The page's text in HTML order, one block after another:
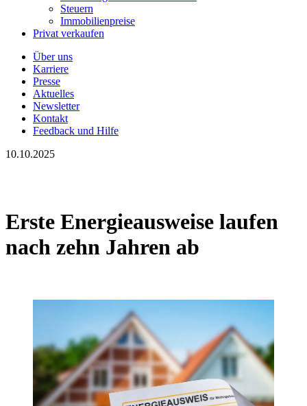
Steuern
Immobilienpreise
Privat verkaufen
Über uns
Karriere
Presse
Aktuelles
Newsletter
Kontakt
Feedback und Hilfe
10.10.2025
Erste Energieausweise laufen
nach zehn Jahren ab